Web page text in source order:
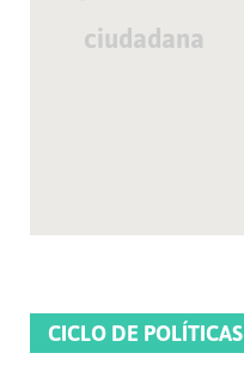
ciudadana
CICLO DE POLÍTICAS